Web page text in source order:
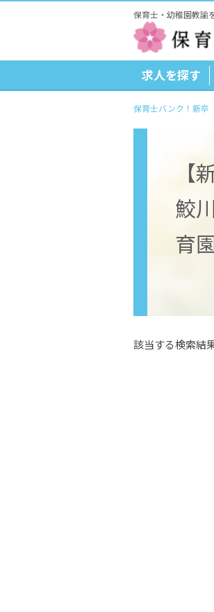
保育士・幼稚園教諭
求人を探す
保育士バンク！新卒
【
鮫
育
該当する検索結